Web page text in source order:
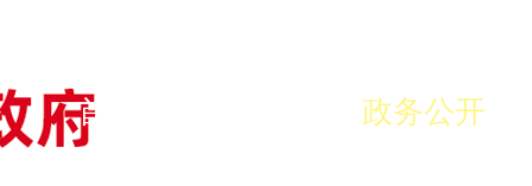
首页 政务公开